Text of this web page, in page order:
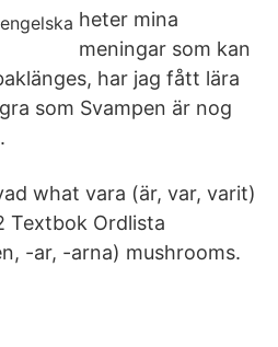
heter mina
meningar som kan
har jag fått lära
som Svampen är nog
what vara (är, var, varit)
Textbok Ordlista
-ar, -arna) mushrooms.